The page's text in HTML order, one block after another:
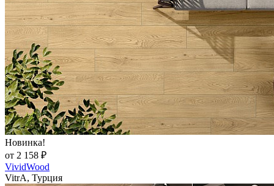
Новинка!
от 2 158 ₽
VividWood
VitrA, Турция